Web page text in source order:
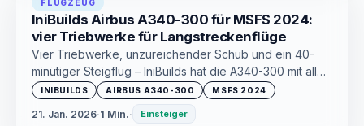
FLUGZEUG
IniBuilds Airbus A340-300 für MSFS 2024:
vier Triebwerke für Langstreckenflüge
Vier Triebwerke, unzureichender Schub und ein 40-
minütiger Steigflug – IniBuilds hat die A340-300 mit all
ihren Einschränkungen nachgebaut. Bereit für die
INIBUILDS AIRBUS A340-300 MSFS 2024
21. Jan. 2026·1 Min.· Einsteiger